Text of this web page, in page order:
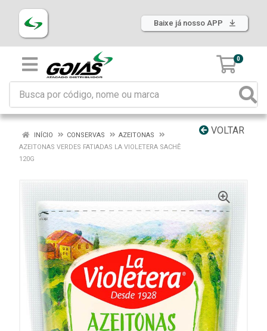
Baixe já nosso APP
0
VOLTAR
INÍCIO CONSERVAS
AZEITONAS
AZEITONAS VERDES FATIADAS LA VIOLETERA SACHÊ
120G